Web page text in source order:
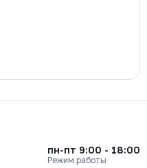
пн-пт 9:00 - 18:00
Режим работы